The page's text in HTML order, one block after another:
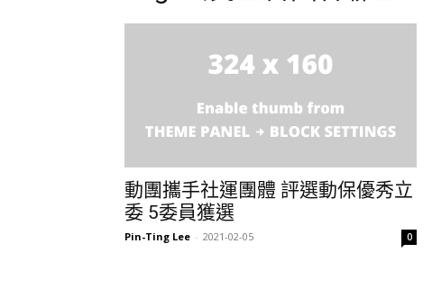
動團攜手社運團體 評選動保優秀立
委 5委員獲選
Pin-Ting Lee - 2021-02-05 0